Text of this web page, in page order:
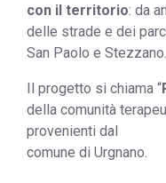
con il territorio: da
delle strade e dei
San Paolo e Stezzano.
Il progetto si chiama “
della comunità
provenienti dal
comune di Urgnano.